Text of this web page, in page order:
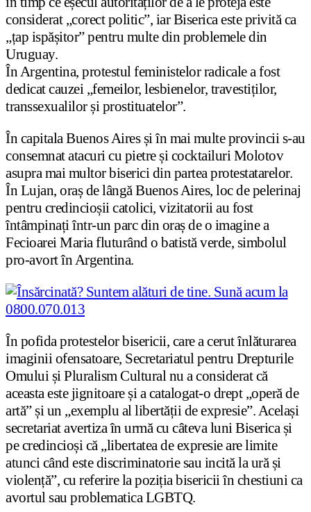
considerat „corect politic”, iar Biserica este privită ca
„țap ispășitor” pentru multe din problemele din
Uruguay.
În Argentina, protestul feministelor radicale a fost
dedicat cauzei „femeilor, lesbienelor, travestiților,
transsexualilor și prostituatelor”.
În capitala Buenos Aires și în mai multe provincii s-au
consemnat atacuri cu pietre și cocktailuri Molotov
asupra mai multor biserici din partea protestatarelor.
În Lujan, oraș de lângă Buenos Aires, loc de pelerinaj
pentru credincioșii catolici, vizitatorii au fost
întâmpinați într-un parc din oraș de o imagine a
Fecioarei Maria fluturând o batistă verde, simbolul
pro-avort în Argentina.
În pofida protestelor bisericii, care a cerut înlăturarea
imaginii ofensatoare, Secretariatul pentru Drepturile
Omului și Pluralism Cultural nu a considerat că
aceasta este jignitoare și a catalogat-o drept „operă de
artă” și un „exemplu al libertății de expresie”. Același
secretariat avertiza în urmă cu câteva luni Biserica și
pe credincioși că „libertatea de expresie are limite
atunci când este discriminatorie sau incită la ură și
violență”, cu referire la poziția bisericii în chestiuni ca
avortul sau problematica LGBTQ.